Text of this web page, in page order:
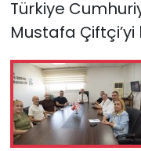
Türkiye
Mustafa
SAĞLIK
Spor
Teknoloji